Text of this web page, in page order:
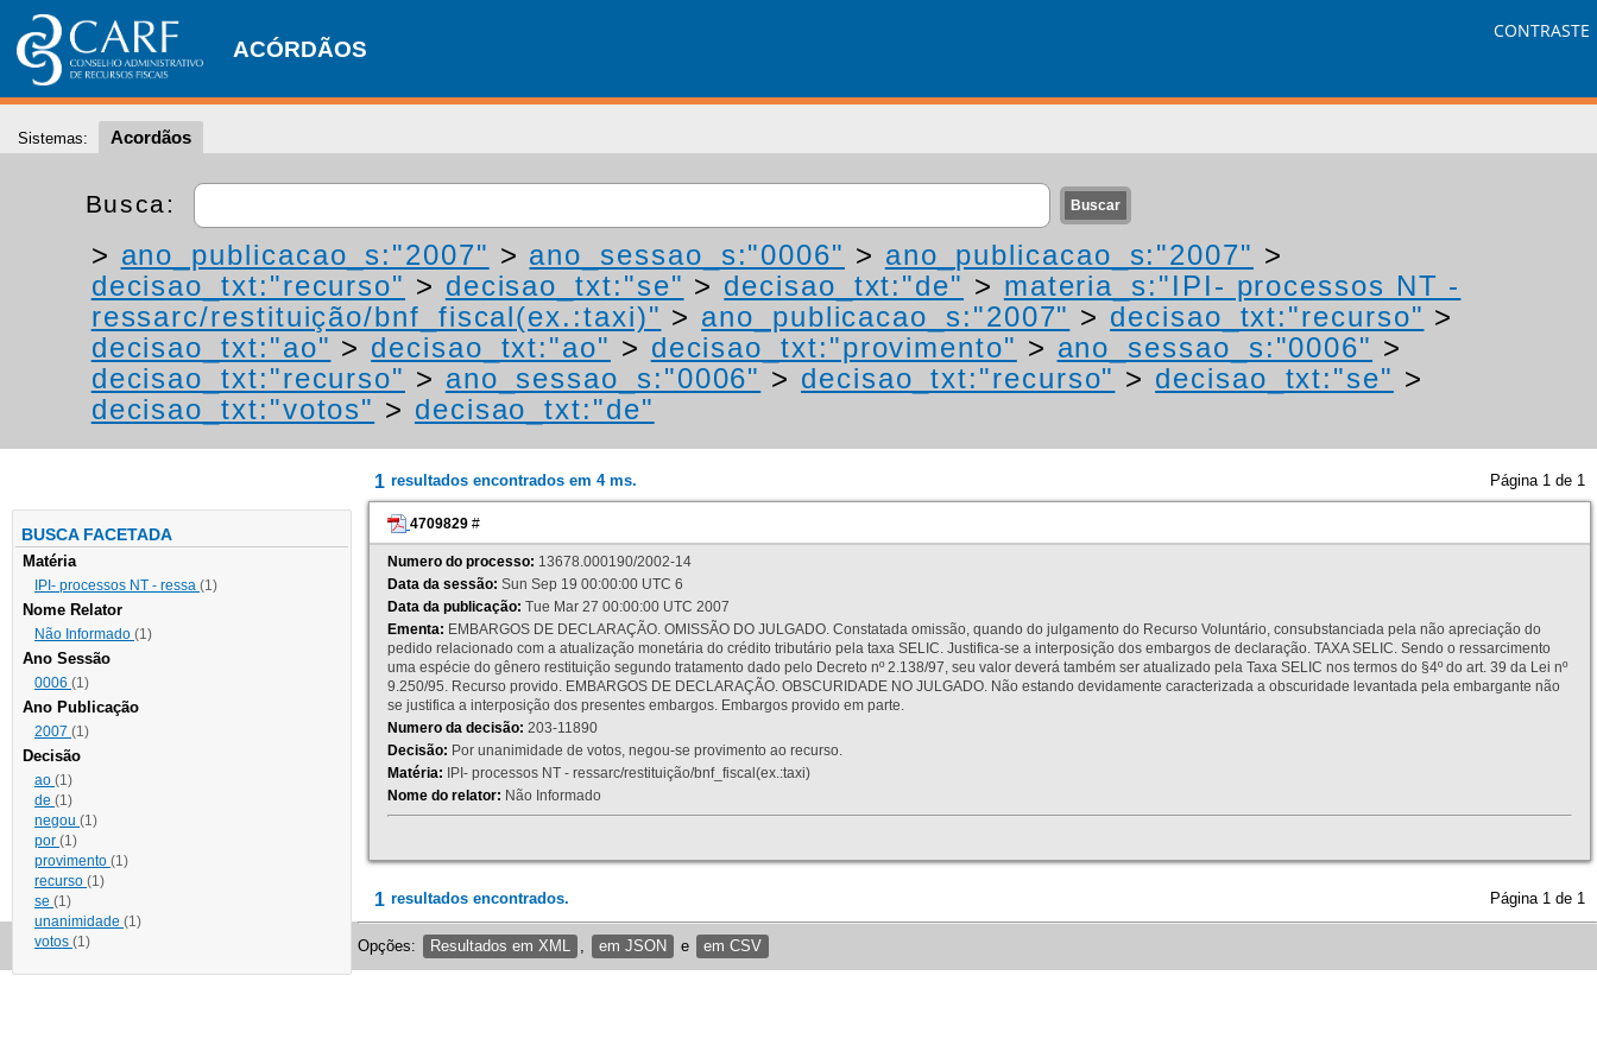
ACÓRDÃOS
CONTRASTE
Sistemas: Acordãos
Busca:
> ano_publicacao_s:"2007" > ano_sessao_s:"0006" > ano_publicacao_s:"2007" >
decisao_txt:"recurso" > decisao_txt:"se" > decisao_txt:"de" > materia_s:"IPI- processos NT -
ressarc/restituição/bnf_fiscal(ex.:taxi)" > ano_publicacao_s:"2007" > decisao_txt:"recurso" >
decisao_txt:"ao" > decisao_txt:"ao" > decisao_txt:"provimento" > ano_sessao_s:"0006" >
decisao_txt:"recurso" > ano_sessao_s:"0006" > decisao_txt:"recurso" > decisao_txt:"se" >
decisao_txt:"votos" > decisao_txt:"de"
BUSCA FACETADA
Matéria
IPI- processos NT - ressa (1)
Nome Relator
Não Informado (1)
Ano Sessão
0006 (1)
Ano Publicação
2007 (1)
Decisão
ao (1)
de (1)
negou (1)
por (1)
provimento (1)
recurso (1)
se (1)
unanimidade (1)
votos (1)
1 resultados encontrados em 4 ms. Página 1 de 1
4709829 #
Numero do processo: 13678.000190/2002-14
Data da sessão: Sun Sep 19 00:00:00 UTC 6
Data da publicação: Tue Mar 27 00:00:00 UTC 2007
Ementa: EMBARGOS DE DECLARAÇÃO. OMISSÃO DO JULGADO. Constatada omissão, quando do julgamento do Recurso Voluntário, consubstanciada pela não apreciação do
pedido relacionado com a atualização monetária do crédito tributário pela taxa SELIC. Justifica-se a interposição dos embargos de declaração. TAXA SELIC. Sendo o ressarcimento
uma espécie do gênero restituição segundo tratamento dado pelo Decreto nº 2.138/97, seu valor deverá também ser atualizado pela Taxa SELIC nos termos do §4º do art. 39 da Lei nº
9.250/95. Recurso provido. EMBARGOS DE DECLARAÇÃO. OBSCURIDADE NO JULGADO. Não estando devidamente caracterizada a obscuridade levantada pela embargante não
se justifica a interposição dos presentes embargos. Embargos provido em parte.
Numero da decisão: 203-11890
Decisão: Por unanimidade de votos, negou-se provimento ao recurso.
Matéria: IPI- processos NT - ressarc/restituição/bnf_fiscal(ex.:taxi)
Nome do relator: Não Informado
1 resultados encontrados. Página 1 de 1
Opções: Resultados em XML em JSON e em CSV